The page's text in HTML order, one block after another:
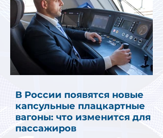
В России появятся новые
капсульные плацкартные
вагоны: что изменится для
пассажиров